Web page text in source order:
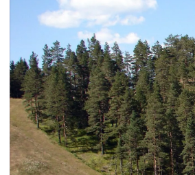
USAVRŠAVANJE
KNOW-HOW
STIL
WELLBEING